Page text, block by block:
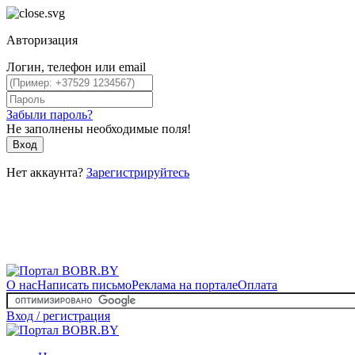
Авторизация
Логин, телефон или email
Забыли пароль?
Не заполнены необходимые поля!
Вход
Нет аккаунта? Зарегистрируйтесь
О насНаписать письмоРеклама на порталеОплата
Вход / регистрация